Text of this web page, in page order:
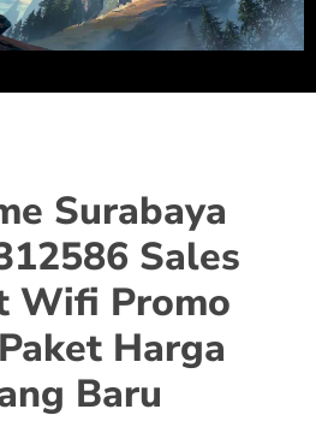
Surabaya
Sales
Wifi Promo
Harga
Baru